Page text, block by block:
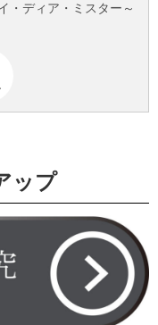
・ディア・ミスター～
ップ